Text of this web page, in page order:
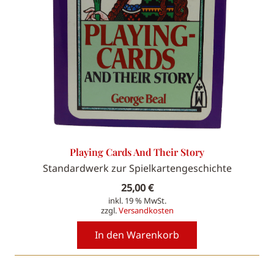
Playing Cards And Their Story
Standardwerk zur Spielkartengeschichte
25,00€
inkl. 19 % MwSt.
zzgl.Versandkosten
In den Warenkorb